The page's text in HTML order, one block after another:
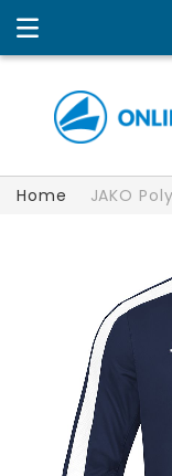
Home JAKO
afbeeldingen-